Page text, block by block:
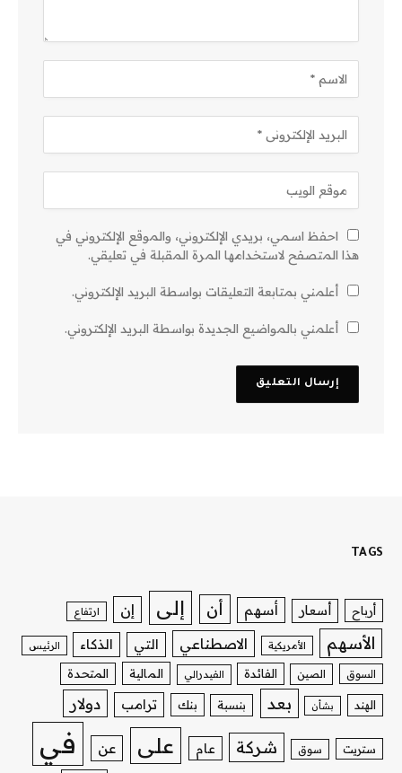
احفظ اسمي، بريدي الإلكتروني، والموقع الإلكتروني في
هذا المتصفح لاستخدامها المرة المقبلة في تعليقي.
أعلمني بمتابعة التعليقات بواسطة البريد الإلكتروني.
أعلمني بالمواضيع الجديدة بواسطة البريد الإلكتروني.
TAGS
أرباح أسعار أسهم أن إلى إن ارتفاع
الأسهم الأمريكية الاصطناعي التي الذكاء الرئيس
السوق الصين الفائدة الفيدرالي المالية المتحدة
الهند بشأن بعد بنسبة بنك ترامب دولار
ستريت سوق شركة عام على عن في